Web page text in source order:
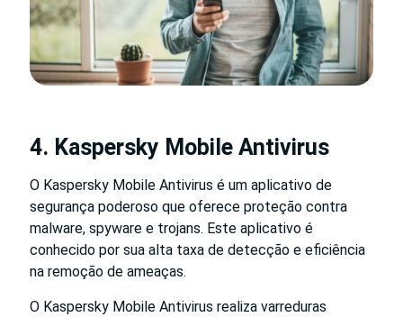
4. Kaspersky Mobile Antivirus
O Kaspersky Mobile Antivirus é um aplicativo de
segurança poderoso que oferece proteção contra
malware, spyware e trojans. Este aplicativo é
conhecido por sua alta taxa de detecção e eficiência
na remoção de ameaças.
O Kaspersky Mobile Antivirus realiza varreduras